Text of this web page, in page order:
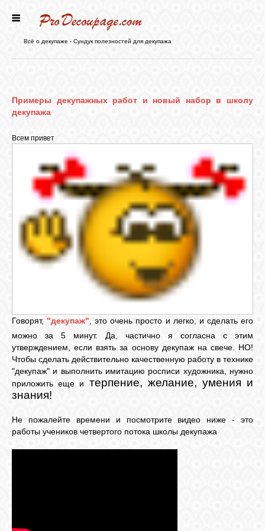
БЛОГ
ФОРУМ
СТАТЬИ
КАРТИНКИ
ВИДЕО
УЧЕНИКОВ
Всё о декупаже - Сундук полезностей для декупажа
Примеры декупажных работ и новый набор в школу
декупажа
Всем привет
Говорят, "декупаж" , это очень просто и легко, и сделать его
можно за 5 минут. Да, частично я согласна с этим
утверждением, если взять за основу декупаж на свече. НО!
Чтобы сделать действительно качественную работу в технике
"декупаж" и выполнить имитацию росписи художника, нужно
приложить еще и терпение, желание, умения и
знания!
Не пожалейте времени и посмотрите видео ниже - это
работы учеников четвертого потока школы декупажа